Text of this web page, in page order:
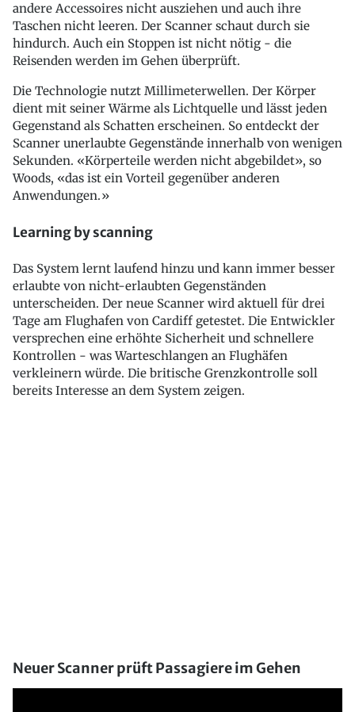
andere Accessoires nicht ausziehen und auch ihre
Taschen nicht leeren. Der Scanner schaut durch sie
hindurch. Auch ein Stoppen ist nicht nötig - die
Reisenden werden im Gehen überprüft.
Die Technologie nutzt Millimeterwellen. Der Körper
dient mit seiner Wärme als Lichtquelle und lässt jeden
Gegenstand als Schatten erscheinen. So entdeckt der
Scanner unerlaubte Gegenstände innerhalb von wenigen
Sekunden. «Körperteile werden nicht abgebildet», so
Woods, «das ist ein Vorteil gegenüber anderen
Anwendungen.»
Learning by scanning
Das System lernt laufend hinzu und kann immer besser
erlaubte von nicht-erlaubten Gegenständen
unterscheiden. Der neue Scanner wird aktuell für drei
Tage am Flughafen von Cardiff getestet. Die Entwickler
versprechen eine erhöhte Sicherheit und schnellere
Kontrollen - was Warteschlangen an Flughäfen
verkleinern würde. Die britische Grenzkontrolle soll
bereits Interesse an dem System zeigen.
Neuer Scanner prüft Passagiere im Gehen